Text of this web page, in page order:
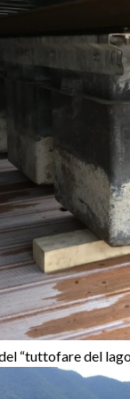
“tuttofare del